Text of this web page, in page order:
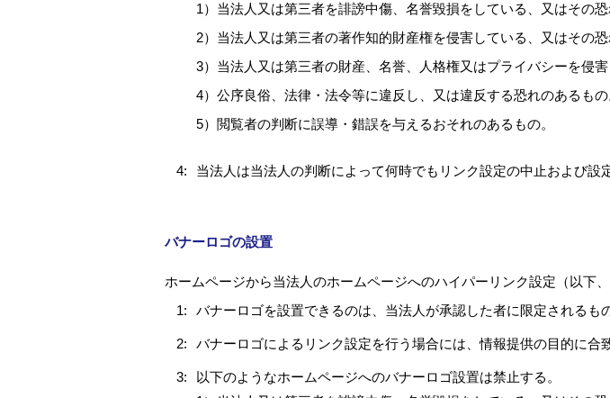
1）当法人又は第三者を誹謗中傷、名誉毀損をしている、又はその恐
2）当法人又は第三者の著作知的財産権を侵害している、又はその恐
3）当法人又は第三者の財産、名誉、人格権又はプライバシーを侵
4）公序良俗、法律・法令等に違反し、又は違反する恐れのあるもの
5）閲覧者の判断に誤導・錯誤を与えるおそれのあるもの。
4: 当法人は当法人の判断によって何時でもリンク設定の中止および設
バナーロゴの設置
ホームページから当法人のホームページへのハイパーリンク設定（以下
1:
バナーロゴを設置できるのは、当法人が承認した者に限定されるも
2: バナーロゴによるリンク設定を行う場合には、情報提供の目的に合
3:
以下のようなホームページへのバナーロゴ設置は禁止する。